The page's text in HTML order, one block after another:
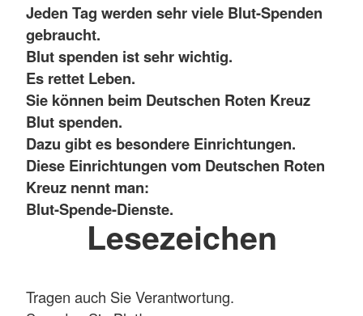
Jeden Tag werden sehr viele Blut-Spenden
gebraucht.
Blut spenden ist sehr wichtig.
Es rettet Leben.
Sie können beim Deutschen Roten Kreuz
Blut spenden.
Dazu gibt es besondere Einrichtungen.
Diese Einrichtungen vom Deutschen Roten
Kreuz nennt man:
Blut-Spende-Dienste.
Lesezeichen
Tragen auch Sie Verantwortung.